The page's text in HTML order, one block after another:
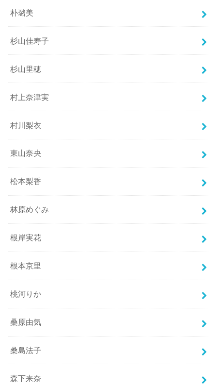
朴璐美
杉山佳寿子
杉山里穂
村上奈津実
村川梨衣
東山奈央
松本梨香
林原めぐみ
根岸実花
根本京里
桃河りか
桑原由気
桑島法子
森下来奈